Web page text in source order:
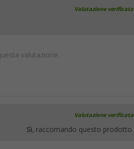
Valutazione verificata
valutazione.
Valutazione verificata
Sì, raccomando questo prodotto.